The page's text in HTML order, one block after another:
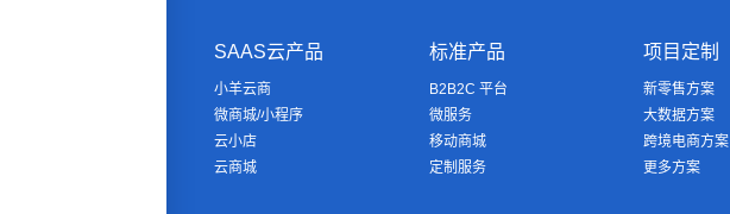
SAAS云产品
小羊云商
微商城/小程序
云小店
云商城
标准产品
B2B2C 平台
微服务
移动商城
定制服务
项目定制
新零售方案
大数据方案
跨境电商方案
更多方案